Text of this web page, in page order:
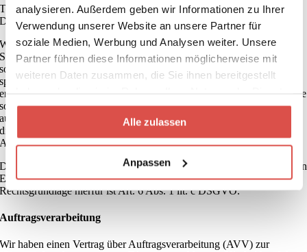
analysieren. Außerdem geben wir Informationen zu Ihrer
Verwendung unserer Website an unsere Partner für
soziale Medien, Werbung und Analysen weiter. Unsere
Partner führen diese Informationen möglicherweise mit
weiteren Daten zusammen, die Sie ihnen bereitgestellt
gesammelt haben.
Alle zulassen
Anpassen
Technologie ist Cybot A/S, Havnegade 39, 1058 Kopenhagen,
Dänemark (im Folgenden „Cookiebot“).
Wenn Sie unsere Website betreten, wird eine Verbindung zu den
Servern von Cookiebot hergestellt, um Ihre Einwilligungen und
sonstigen Erklärungen zur Cookie-Nutzung einzuholen. Anschließend
speichert Cookiebot einen Cookie in Ihrem Browser, um Ihnen die
erteilten Einwilligungen bzw. deren Widerruf zuordnen zu können. Die
so erfassten Daten werden gespeichert, bis Sie uns zur Löschung
auffordern, den Cookiebot-Cookie selbst löschen oder der Zweck für
die Datenspeicherung entfällt. Zwingende gesetzliche
Aufbewahrungspflichten bleiben unberührt.
Der Einsatz von Cookiebot erfolgt, um die gesetzlich vorgeschriebenen
Einwilligungen für den Einsatz von Cookies einzuholen.
Rechtsgrundlage hierfür ist Art. 6 Abs. 1 lit. c DSGVO.
Auftragsverarbeitung
Wir haben einen Vertrag über Auftragsverarbeitung (AVV) zur